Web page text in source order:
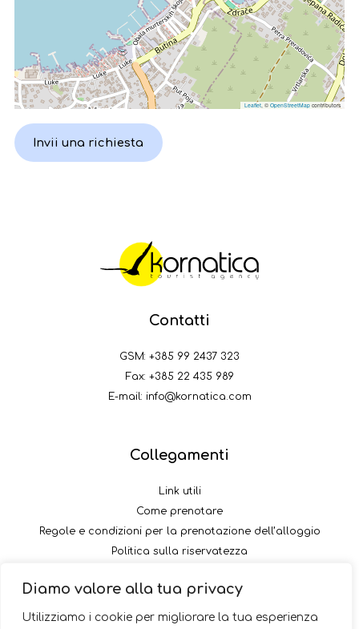
Diamo valore alla tua privacy
Utilizziamo i cookie per migliorare la tua esperienza
Leaflet, © OpenStreetMap contributors
Invii una richiesta
Contatti
GSM: +385 99 2437 323
Fax: +385 22 435 989
E-mail: info@kornatica.com
Collegamenti
Link utili
Come prenotare
Regole e condizioni per la prenotazione dell’alloggio
Politica sulla riservatezza
Seguici